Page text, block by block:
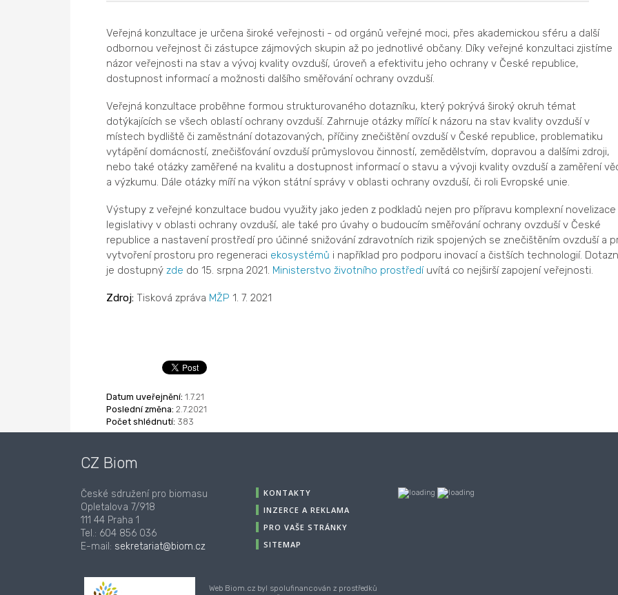
Veřejná konzultace je určena široké veřejnosti - od orgánů veřejné moci, přes akademickou sféru a další
odbornou veřejnost či zástupce zájmových skupin až po jednotlivé občany. Díky veřejné konzultaci zjistíme
názor veřejnosti na stav a vývoj kvality ovzduší, úroveň a efektivitu jeho ochrany v České republice,
dostupnost informací a možnosti dalšího směřování ochrany ovzduší.
Veřejná konzultace proběhne formou strukturovaného dotazníku, který pokrývá široký okruh témat
dotýkajících se všech oblastí ochrany ovzduší. Zahrnuje otázky mířící k názoru na stav kvality ovzduší v
místech bydliště či zaměstnání dotazovaných, příčiny znečištění ovzduší v České republice, problematiku
vytápění domácností, znečišťování ovzduší průmyslovou činností, zemědělstvím, dopravou a dalšími zdroji,
nebo také otázky zaměřené na kvalitu a dostupnost informací o stavu a vývoji kvality ovzduší a zaměření
a výzkumu. Dále otázky míří na výkon státní správy v oblasti ochrany ovzduší, či roli Evropské unie.
Výstupy z veřejné konzultace budou využity jako jeden z podkladů nejen pro přípravu komplexní novelizace
legislativy v oblasti ochrany ovzduší, ale také pro úvahy o budoucím směřování ochrany ovzduší v České
republice a nastavení prostředí pro účinné snižování zdravotních rizik spojených se znečištěním ovzduší a
vytvoření prostoru pro regeneraci ekosystémů i například pro podporu inovací a čistších technologií.
je dostupný zde do 15. srpna 2021. Ministerstvo životního prostředíuvítá co nejširší zapojení veřejnosti.
Zdroj: Tisková zpráva MŽP 1. 7. 2021
Datum uveřejnění: 1.7.21
Poslední změna: 2.7.2021
Počet shlédnutí: 383
CZ Biom
České sdružení pro biomasu
Opletalova 7/918
111 44 Praha 1
Tel.: 604 856 036
E-mail: sekretariat@biom.cz
KONTAKTY
INZERCE A REKLAMA
PRO VAŠE STRÁNKY
SITEMAP
Web Biom.cz byl spolufinancován z prostředků